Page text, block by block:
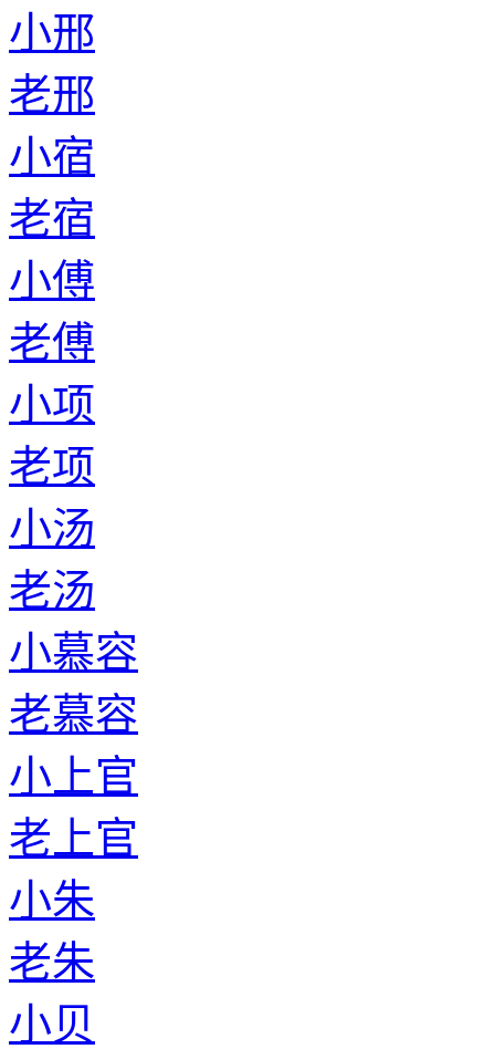
小邢
老邢
小宿
老宿
小傅
老傅
小项
老项
小汤
老汤
小慕容
老慕容
小上官
老上官
小朱
老朱
小贝